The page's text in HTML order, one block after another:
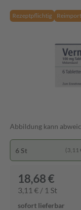
Rezeptpflichtig Reimport
Abbildung kann
6 St (3,11
18,68 €
3,11 € / 1 St
sofort lieferbar